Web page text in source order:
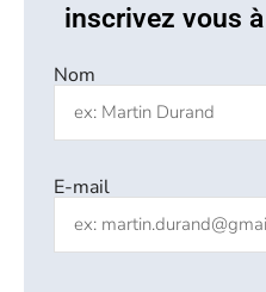
inscrivez vous
Nom
E-mail